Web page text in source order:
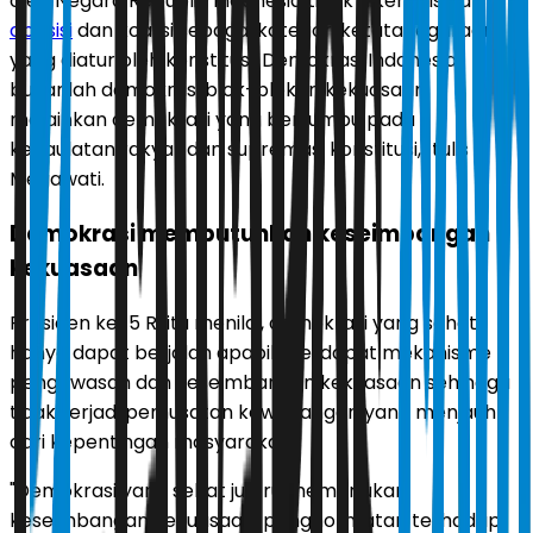
oposisidan koalisi sebagai kategori ketatanegaraan
yang diatur oleh konstitusi. Demokrasi Indonesia
bukanlah demokrasi blok-blokan kekuasaan,
melainkan demokrasi yang bertumpu pada
kedaulatan rakyat dan supremasi konstitusi," tulis
Megawati.
Demokrasi membutuhkan keseimbangan
kekuasaan
Presiden ke-5 RI itu menilai, demokrasi yang sehat
hanya dapat berjalan apabila terdapat mekanisme
pengawasan dan keseimbangan kekuasaan sehingga
tidak terjadi pemusatan kewenangan yang menjauh
dari kepentingan masyarakat.
"Demokrasi yang sehat justru memerlukan
keseimbangan kekuasaan, penghormatan terhadap